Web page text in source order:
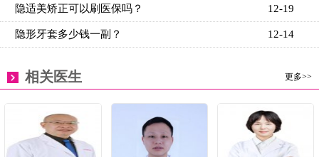
12-19
隐适美矫正可以刷医保吗？
12-14
隐形牙套多少钱一副？
更多>>
相关医生